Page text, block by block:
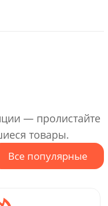
— пролистайте
товары.
Все популярные